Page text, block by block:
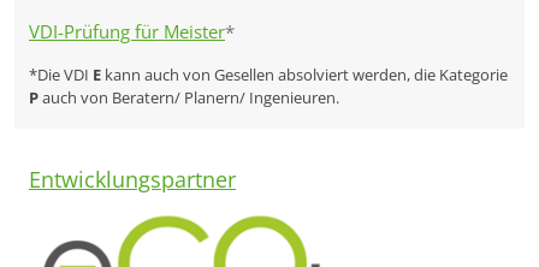
VDI-Prüfung für Meister*
*Die VDI E kann auch von Gesellen absolviert werden, die Kategorie
Pauch von Beratern/ Planern/ Ingenieuren.
Entwicklungspartner